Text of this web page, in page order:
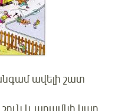
ավելի շատ